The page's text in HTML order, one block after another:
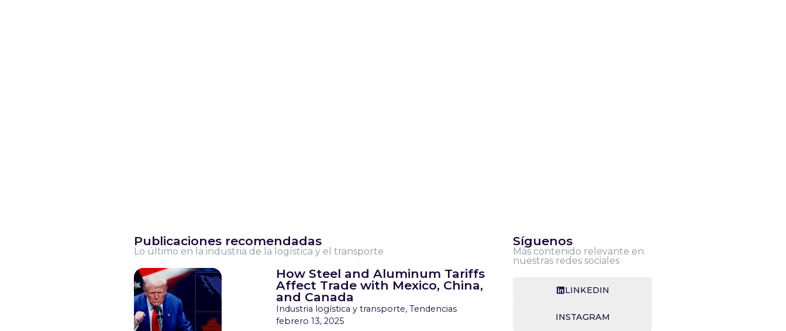
Publicaciones recomendadas
Lo último en la industria de la logística y el transporte
How Steel and Aluminum Tariffs
Affect Trade with Mexico, China,
and Canada
Industria logística y transporte,Tendencias
febrero 13, 2025
Síguenos
Más contenido relevante en
nuestras redes sociales
LINKEDIN
INSTAGRAM